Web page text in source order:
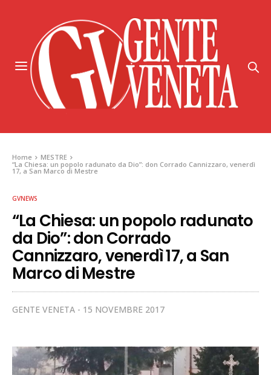
Home
MESTRE
“La Chiesa: un popolo radunato da Dio”: don Corrado Cannizzaro, venerdì
17, a San Marco di Mestre
GVNEWS
“La Chiesa: un popolo radunato
da Dio”: don Corrado
Cannizzaro, venerdì 17, a San
Marco di Mestre
GENTE VENETA 15 NOVEMBRE 2017